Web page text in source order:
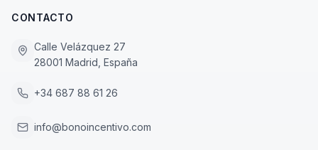
CONTACTO
Calle Velázquez 27
28001 Madrid, España
+34 687 88 61 26
info@bonoincentivo.com